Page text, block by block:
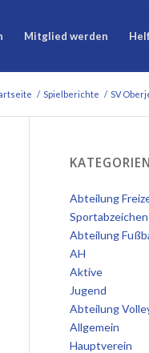
Mitglied werden
/ Spielberichte / SV
KATEGORIEN
Abteilung
Sportabzeichen
Abteilung
AH
Aktive
Jugend
Abteilung
Allgemein
Hauptverein